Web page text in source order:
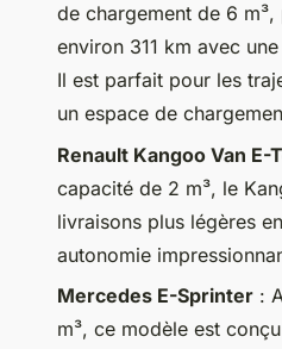
de chargement de 6
environ 311 km avec
Il est parfait pour les
un espace de
Renault Kangoo Van E-
capacité de 2 m³, le
livraisons plus légères
autonomie
Mercedes E-Sprinter :
m³, ce modèle est